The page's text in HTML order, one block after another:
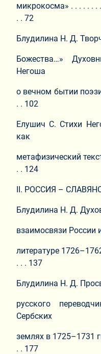
микрокосма» . . . . . . . .
. . 72
Блудилина Н. Д.
Божества…»
Негоша
о вечном бытии
. . 102
Елушич С. Стихи
как
метафизический
. . 124
II. РОССИЯ –
Блудилина Н. Д.
взаимосвязи России
литературе
. . . 137
Блудилина Н. Д.
русского
Сербских
землях в 1725–1731
. . 177